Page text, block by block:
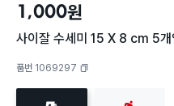
1,000원
사이잘 수세미 15 X 8 cm 5개
품번 1069297